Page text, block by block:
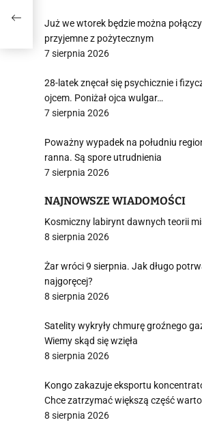
Już we wtorek będzie można
przyjemne z pożytecznym
7 sierpnia 2026
28-latek znęcał się psychicznie i
ojcem. Poniżał ojca wulgar…
7 sierpnia 2026
Poważny wypadek na południu
ranna. Są spore utrudnienia
7 sierpnia 2026
NAJNOWSZE WIADOMOŚCI
Kosmiczny labirynt dawnych teorii
8 sierpnia 2026
Żar wróci 9 sierpnia. Jak długo
najgoręcej?
8 sierpnia 2026
Satelity wykryły chmurę groźnego
Wiemy skąd się wzięła
8 sierpnia 2026
Kongo zakazuje eksportu
Chce zatrzymać większą część
8 sierpnia 2026